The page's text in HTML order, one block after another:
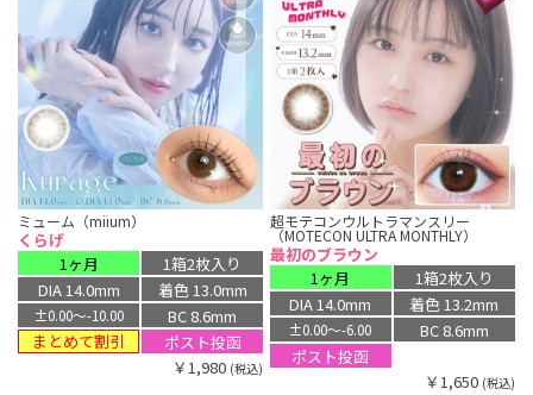
ミューム（miium）
くらげ
1ヶ月
1箱2枚入り
DIA 14.0mm
着色 13.0mm
±0.00〜-10.00
BC 8.6mm
まとめて割引
ポスト投函
￥1,980 (税込)
超モテコンウルトラマンスリー
（MOTECON ULTRA MONTHLY）
最初のブラウン
1ヶ月
1箱2枚入り
DIA 14.0mm
着色 13.2mm
±0.00〜-6.00
BC 8.6mm
ポスト投函
￥1,650 (税込)